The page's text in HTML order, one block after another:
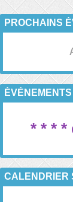
PROCHAINS
* * * *
CALENDRIER